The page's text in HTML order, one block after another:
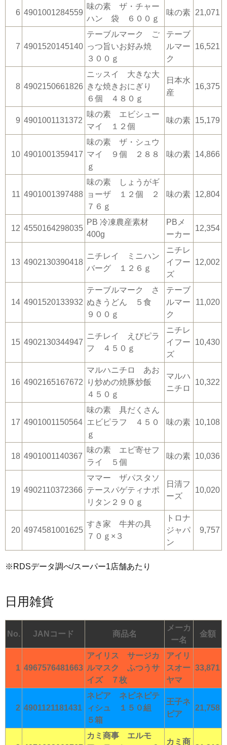
6 4901001284559
味の素 ザ・チャー
ハン 袋 ６００ｇ
味の素 21,071
7 4901520145140
テーブルマーク ご
っつ旨いお好み焼
３００ｇ
テーブ
ルマー
ク
16,521
8 4902150661826
ニッスイ 大きな大
きな焼きおにぎり
６個 ４８０ｇ
日本水
産
16,375
9 4901001131372
味の素 エビシュー
マイ １２個
味の素 15,179
10 4901001359417
味の素 ザ・シュウ
マイ ９個 ２８８
ｇ
味の素 14,866
11 4901001397488
味の素 しょうがギ
ョーザ １２個 ２
７６ｇ
味の素 12,804
12 4550164298035
PB 冷凍農産素材
400g
PBメ
ーカー
12,354
13 4902130390418
ニチレイ ミニハン
バーグ １２６ｇ
ニチレ
イフー
ズ
12,002
14 4901520133932
テーブルマーク さ
ぬきうどん ５食
９００ｇ
テーブ
ルマー
ク
11,020
15 4902130344947
ニチレイ えびピラ
フ ４５０ｇ
ニチレ
イフー
ズ
10,430
16 4902165167672
マルハニチロ あお
り炒めの焼豚炒飯
４５０ｇ
マルハ
ニチロ
10,322
17 4901001150564
味の素 具だくさん
エビピラフ ４５０
ｇ
味の素 10,108
18 4901001140367
味の素 エビ寄せフ
ライ ５個
味の素 10,036
19 4902110372366
ママー ザパスタソ
テースパゲティナポ
リタン２９０ｇ
日清フ
ーズ
10,020
20 4974581001625
すき家 牛丼の具
７０ｇ×３
トロナ
ジャパ
ン
9,757
※RDSデータ調べ/スーパー1店舗あたり
日用雑貨
No. JANコード 商品名
メーカ
ー名
金額
1 4967576481663
アイリス サージカ
ルマスク ふつうサ
イズ ７枚
アイリ
スオー
ヤマ
33,871
2 4901121181431
ネピア ネピネピテ
ィシュ １５０組
５箱
王子ネ
ピア
21,758
カミ商事 エルモ
カミ商